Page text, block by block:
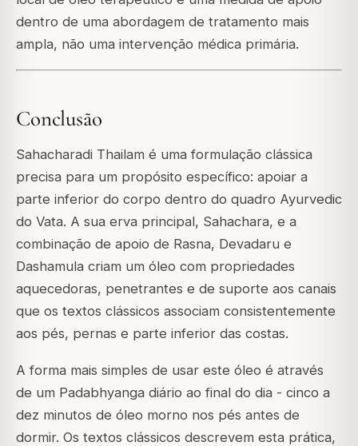
dentro de uma abordagem de tratamento mais
ampla, não uma intervenção médica primária.
Conclusão
Sahacharadi Thailam é uma formulação clássica
precisa para um propósito específico: apoiar a
parte inferior do corpo dentro do quadro Ayurvedic
do Vata. A sua erva principal, Sahachara, e a
combinação de apoio de Rasna, Devadaru e
Dashamula criam um óleo com propriedades
aquecedoras, penetrantes e de suporte aos canais
que os textos clássicos associam consistentemente
aos pés, pernas e parte inferior das costas.
A forma mais simples de usar este óleo é através
de um Padabhyanga diário ao final do dia - cinco a
dez minutos de óleo morno nos pés antes de
dormir. Os textos clássicos descrevem esta prática,